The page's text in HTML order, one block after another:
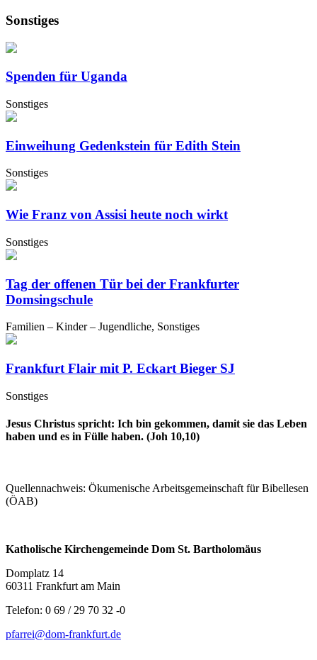
Sonstiges
Spenden für Uganda
Sonstiges
Einweihung Gedenkstein für Edith Stein
Sonstiges
Wie Franz von Assisi heute noch wirkt
Sonstiges
Tag der offenen Tür bei der Frankfurter
Domsingschule
Familien – Kinder – Jugendliche, Sonstiges
Frankfurt Flair mit P. Eckart Bieger SJ
Sonstiges
Jesus Christus spricht: Ich bin gekommen, damit sie das Leben
haben und es in Fülle haben. (Joh 10,10)
Quellennachweis: Ökumenische Arbeitsgemeinschaft für Bibellesen
(ÖAB)
Katholische Kirchengemeinde Dom St. Bartholomäus
Domplatz 14
60311 Frankfurt am Main
Telefon: 0 69 / 29 70 32 -0
pfarrei@dom-frankfurt.de